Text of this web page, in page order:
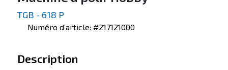
TGB - 618 P
Numéro d’article: #217121000
Description